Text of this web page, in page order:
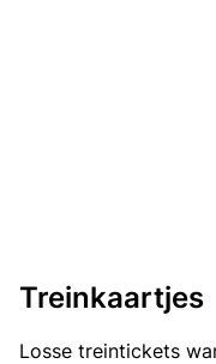
Treinkaartjes
Losse treintickets